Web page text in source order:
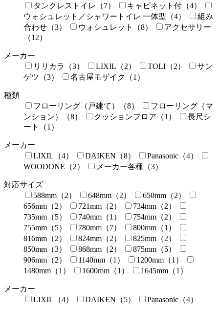
タンクレストイレ（7）
キャビネット付（4）
ウォシュレット／シャワートイレ 一体型（4）
組み
合わせ（3）
ウォシュレット（8）
アクセサリー
（12）
メーカー
リリカラ（3）
LIXIL（2） TOLI（2）
サン
ゲツ（3）
名古屋モザイク（1）
種類
フローリング（戸建て）（8）
フローリング（マ
ンション）（8）
クッションフロア（1）
長尺シ
ート（1）
メーカー
LIXIL（4）
DAIKEN（8）
Panasonic（4）
WOODONE（2）
メーカー各種（3）
対応サイズ
588mm（2）
648mm（2）
650mm（2）
656mm（2）
721mm（2）
734mm（2）
735mm（5）
740mm（1）
754mm（2）
755mm（5）
780mm（7）
800mm（1）
816mm（2）
824mm（2）
825mm（2）
850mm（3）
868mm（2）
875mm（5）
906mm（2）
1140mm（1）
1200mm（1）
1480mm（1）
1600mm（1） 1645mm（1）
メーカー
LIXIL（4）
DAIKEN（5） Panasonic（4）